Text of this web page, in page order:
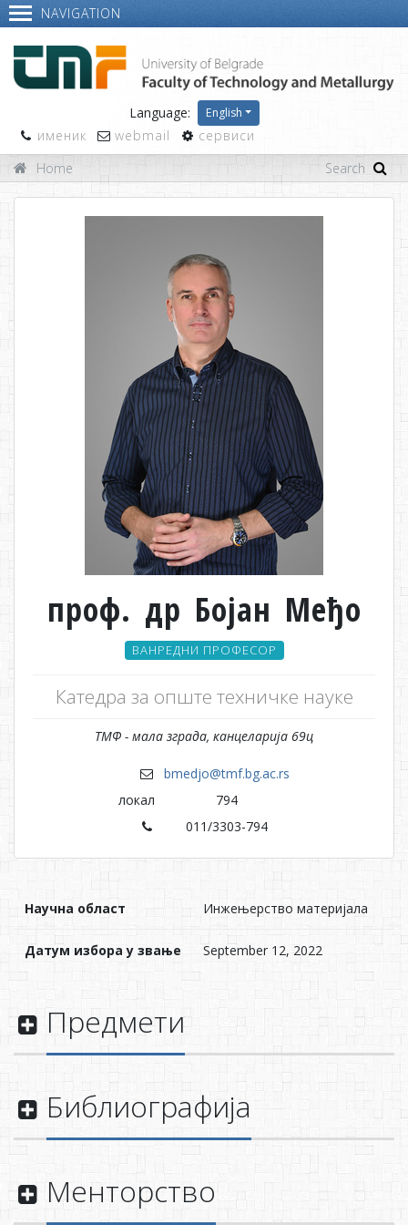
NAVIGATION
Language: English
именик webmail
сервиси
Home
проф. др Бојан Међо
ВАНРЕДНИ ПРОФЕСОР
Катедра за опште техничке науке
ТМФ - мала зграда, канцеларија 69ц
bmedjo@tmf.bg.ac.rs
локал
794
011/3303-794
Научна област Инжењерство материјала
Датум избора у звање September 12, 2022
Предмети
Библиографија
Менторство